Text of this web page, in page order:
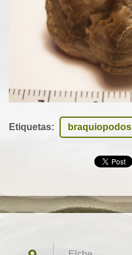
Etiquetas: braquiopodos